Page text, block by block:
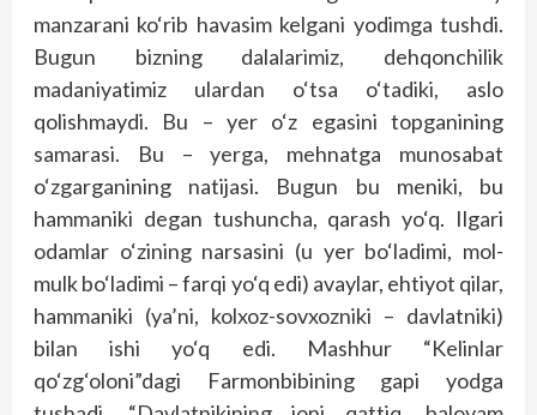
manzarani ko‘rib havasim kelgani yodimga tushdi.
Bugun bizning dalalarimiz, dehqonchilik
madaniyatimiz ulardan o‘tsa o‘tadiki, aslo
qolishmaydi. Bu – yer o‘z egasini topganining
samarasi. Bu – yerga, mehnatga munosabat
o‘zgarganining natijasi. Bugun bu meniki, bu
hammaniki degan tushuncha, qarash yo‘q. Ilgari
odamlar o‘zining narsasini (u yer bo‘ladimi, mol-
mulk bo‘ladimi – farqi yo‘q edi) avaylar, ehtiyot qilar,
hammaniki (ya’ni, kolxoz-sovxozniki – davlatniki)
bilan ishi yo‘q edi. Mashhur “Kelinlar
qo‘zg‘oloni”dagi Farmonbibining gapi yodga